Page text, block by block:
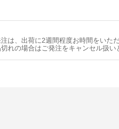
、出荷に2週間程度お時間をいた
れの場合はご発注をキャンセル扱